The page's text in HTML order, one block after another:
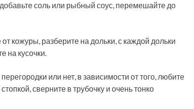
соль или рыбный соус, перемешайте до
кожуры, разберите на дольки, с каждой дольки
на кусочки.
или нет, в зависимости от того, любите
сверните в трубочку и очень тонко